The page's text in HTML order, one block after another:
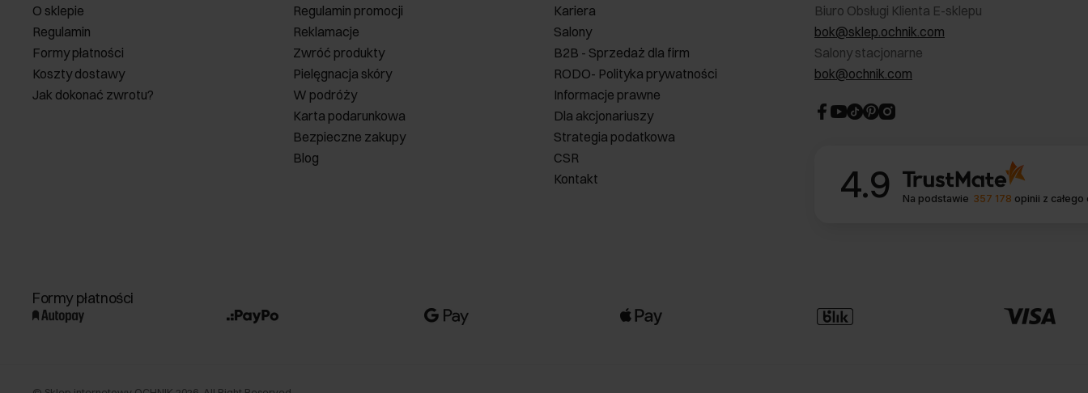
O sklepie
Regulamin
Formy płatności
Koszty dostawy
Jak dokonać zwrotu?
Regulamin promocji
Reklamacje
Zwróć produkty
Pielęgnacja skóry
W podróży
Karta podarunkowa
Bezpieczne zakupy
Blog
Kariera
Salony
B2B - Sprzedaż dla firm
RODO- Polityka prywatności
Informacje prawne
Dla akcjonariuszy
Strategia podatkowa
CSR
Kontakt
Biuro Obsługi Klienta E-sklepu
bok@sklep.ochnik.com
Salony stacjonarne
bok@ochnik.com
4.9 Na podstawie 357 178 opinii z
Formy płatności